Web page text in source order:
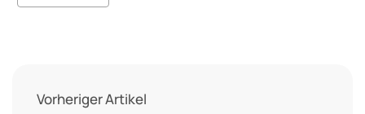
Vorheriger Artikel